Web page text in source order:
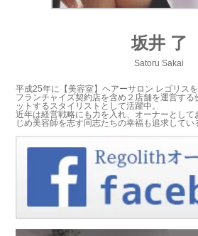
坂井 了
Satoru Sakai
平成25年に【美容室】ヘアーサロン レゴリスを
フランチャイズ契約店を含め２店舗を運営する
ットするスタイリストとして活躍中。
近年は経営戦略にも力を入れ、オーナーとして
じめ美容師を志す同志たちの幸福も追求してい